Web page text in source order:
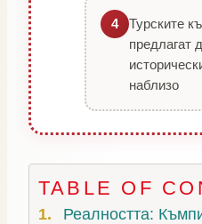
4
Турските
предлагат
наблизо
TABLE OF
Реалността: